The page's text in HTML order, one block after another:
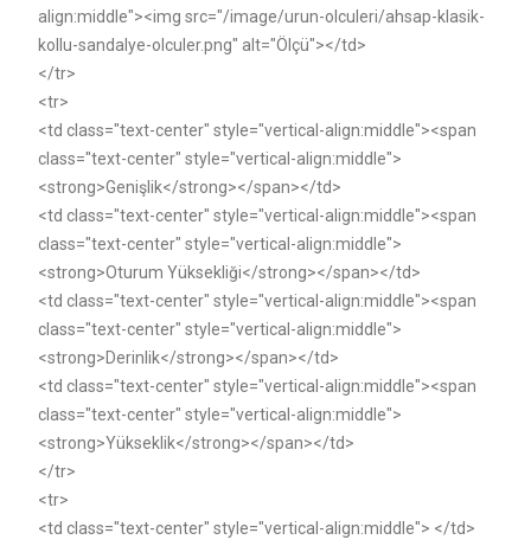
align:middle"><img src="/image/urun-olculeri/ahsap-klasik-
kollu-sandalye-olculer.png" alt="Ölçü"></td>
</tr>
<tr>
<td class="text-center" style="vertical-align:middle"><span
class="text-center" style="vertical-align:middle">
<strong>Genişlik</strong></span></td>
<td class="text-center" style="vertical-align:middle"><span
class="text-center" style="vertical-align:middle">
<strong>Oturum Yüksekliği</strong></span></td>
<td class="text-center" style="vertical-align:middle"><span
class="text-center" style="vertical-align:middle">
<strong>Derinlik</strong></span></td>
<td class="text-center" style="vertical-align:middle"><span
class="text-center" style="vertical-align:middle">
<strong>Yükseklik</strong></span></td>
</tr>
<tr>
<td class="text-center" style="vertical-align:middle"> </td>